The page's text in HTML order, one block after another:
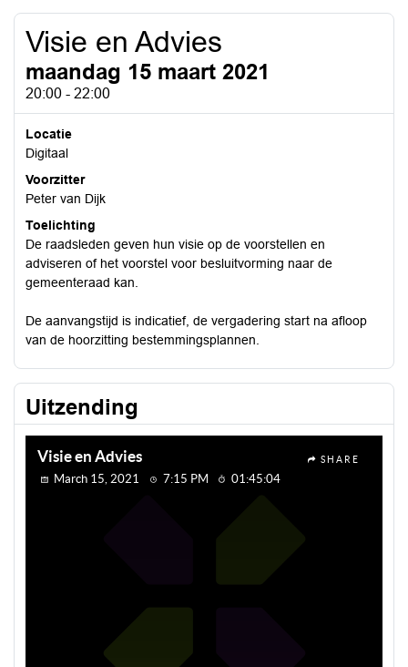
Visie en Advies
maandag 15 maart 2021
20:00 - 22:00
Locatie
Digitaal
Voorzitter
Peter van Dijk
Toelichting
De raadsleden geven hun visie op de voorstellen en
adviseren of het voorstel voor besluitvorming naar de
gemeenteraad kan.
De aanvangstijd is indicatief, de vergadering start na afloop
van de hoorzitting bestemmingsplannen.
Uitzending